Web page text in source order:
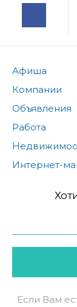
Афиша
Компании
Объявления
Работа
Интернет-
Если Вам